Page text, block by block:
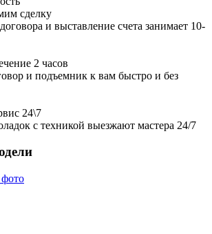
сделку
и выставление счета занимает 10-
2 часов
и подъемник к вам быстро и без
24\7
с техникой выезжают мастера 24/7